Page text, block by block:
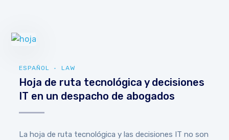
ESPAÑOL LAW
Hoja de ruta tecnológica y decisiones
IT en un despacho de abogados
La hoja de ruta tecnológica y las decisiones IT no son